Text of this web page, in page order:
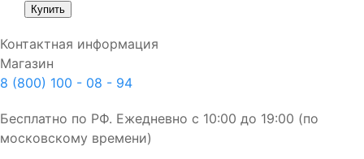
Контактная информация
Магазин
8 (800) 100 - 08 - 94
Бесплатно по РФ. Ежедневно с 10:00 до 19:00 (по
московскому времени)